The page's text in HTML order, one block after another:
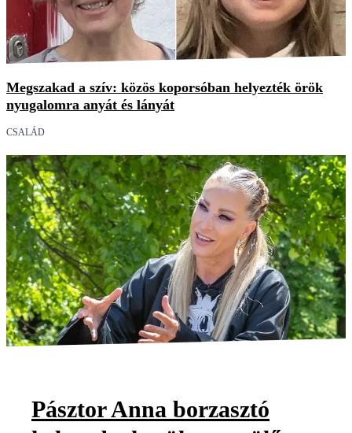
Megszakad a szív: közös koporsóban helyezték örök
nyugalomra anyát és lányát
CSALÁD
Pásztor Anna borzasztó